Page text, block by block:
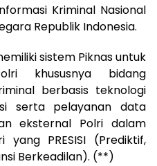
Kriminal Nasional
Republik Indonesia.
sistem Piknas untuk
khususnya bidang
berbasis teknologi
serta pelayanan data
eksternal Polri dalam
yang PRESISI (Prediktif,
Berkeadilan). (**)